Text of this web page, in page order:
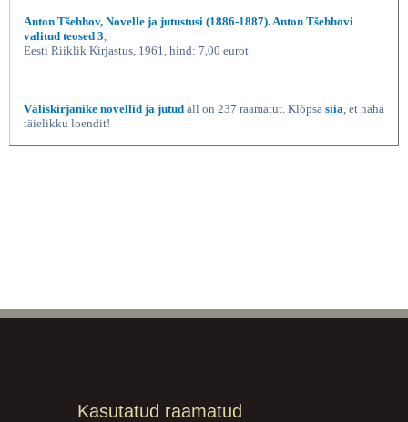
Anton Tšehhov, Novelle ja jutustusi (1886-1887). Anton Tšehhovi
valitud teosed 3
Eesti Riiklik Kirjastus, 1961, hind: 7,00 eurot
Väliskirjanike novellid ja jutud all on 237 raamatut. Klõpsa siia , et näha
täielikku loendit!
Kasutatud raamatud